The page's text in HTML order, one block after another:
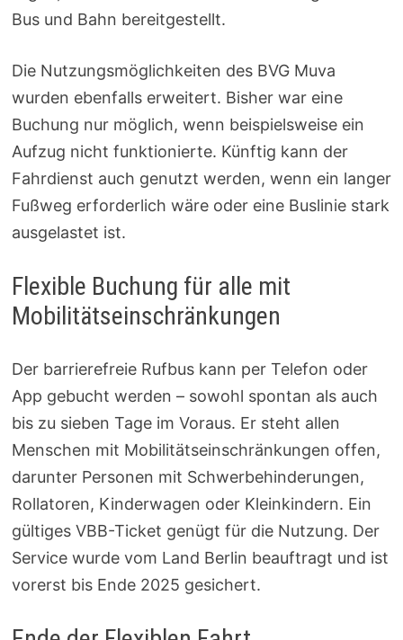
Bus und Bahn bereitgestellt.
Die Nutzungsmöglichkeiten des BVG Muva
wurden ebenfalls erweitert. Bisher war eine
Buchung nur möglich, wenn beispielsweise ein
Aufzug nicht funktionierte. Künftig kann der
Fahrdienst auch genutzt werden, wenn ein langer
Fußweg erforderlich wäre oder eine Buslinie stark
ausgelastet ist.
Flexible Buchung für alle mit
Mobilitätseinschränkungen
Der barrierefreie Rufbus kann per Telefon oder
App gebucht werden – sowohl spontan als auch
bis zu sieben Tage im Voraus. Er steht allen
Menschen mit Mobilitätseinschränkungen offen,
darunter Personen mit Schwerbehinderungen,
Rollatoren, Kinderwagen oder Kleinkindern. Ein
gültiges VBB-Ticket genügt für die Nutzung. Der
Service wurde vom Land Berlin beauftragt und ist
vorerst bis Ende 2025 gesichert.